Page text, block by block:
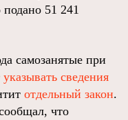
51 241
самозанятые при
указывать сведения
отдельный закон.
что